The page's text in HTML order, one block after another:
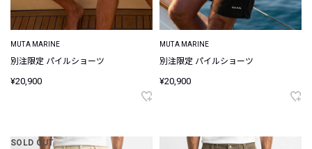
MUTA MARINE
別注限定 パイルショーツ
¥20,900
MUTA MARINE
別注限定 パイルショーツ
¥20,900
SOLD OUT